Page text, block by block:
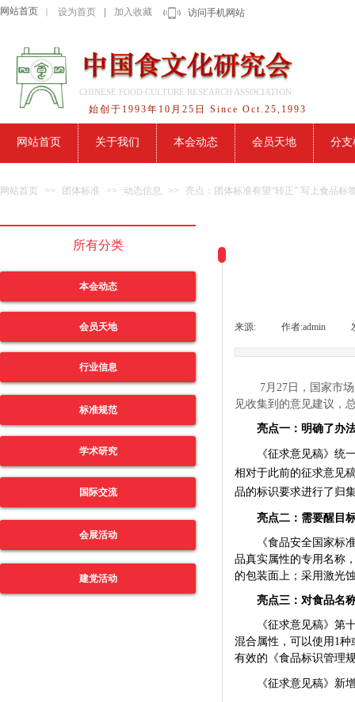
设为首页 加入收藏
网站首页 访问手机网站
始创于1993年10月25日 Since Oct.25,1993
CHINESE FOOD CULTURE RESEARCH ASSOCIATION
网站首页 关于我们 本会动态 会员天地 分支
网站首页 >> 团体标准 >> 动态信息 >> 亮点：团体标准有望“转正” 写上食品标
所有分类
来源: 作者:admin
7月 27 日，国家市
见收集到的意见建议，
亮点一：明确了办
《征求意见稿》统
相对于此前的征求意见
品的标识要求进行了归
亮点二：需要醒目
《食品安全国家标
品真实属性的专用名称
的包装面上；采用激光
亮点三：对食品名
《征求意见稿》第
混合属性，可以使用 1种
有效的《食品标识管理
《征求意见稿》新
本会动态
会员天地
行业信息
标准规范
学术研究
国际交流
会展活动
建党活动